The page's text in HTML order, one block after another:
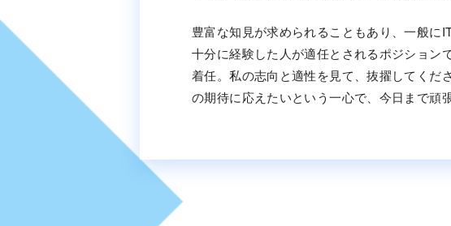
豊富な知見が求められることもあり、一般に
十分に経験した人が適任とされるポジション
着任。私の志向と適性を見て、抜擢してくだ
の期待に応えたいという一心で、今日まで頑